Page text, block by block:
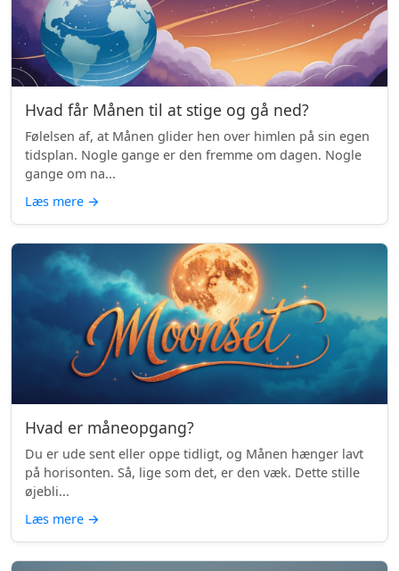
Hvad får Månen til at stige og gå ned?
Følelsen af, at Månen glider hen over himlen på sin egen
tidsplan. Nogle gange er den fremme om dagen. Nogle
gange om na...
Læs mere →
Hvad er måneopgang?
Du er ude sent eller oppe tidligt, og Månen hænger lavt
på horisonten. Så, lige som det, er den væk. Dette stille
øjebli...
Læs mere →